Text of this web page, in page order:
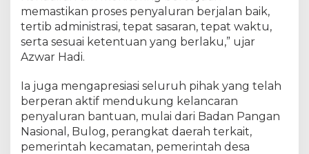
memastikan proses penyaluran berjalan baik,
tertib administrasi, tepat sasaran, tepat waktu,
serta sesuai ketentuan yang berlaku,” ujar
Azwar Hadi.
Ia juga mengapresiasi seluruh pihak yang telah
berperan aktif mendukung kelancaran
penyaluran bantuan, mulai dari Badan Pangan
Nasional, Bulog, perangkat daerah terkait,
pemerintah kecamatan, pemerintah desa